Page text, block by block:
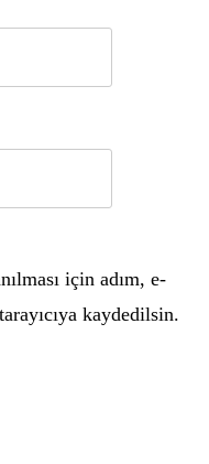
için adım, e-
kaydedilsin.